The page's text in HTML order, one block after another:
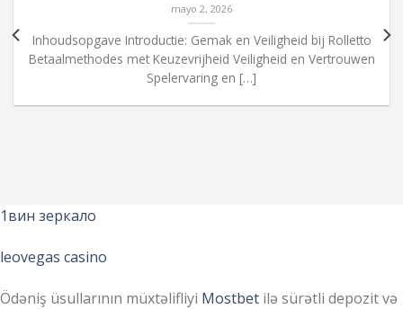
mayo 2, 2026
Inhoudsopgave Introductie: Gemak en Veiligheid bij Rolletto
Betaalmethodes met Keuzevrijheid Veiligheid en Vertrouwen
Spelervaring en […]
1вин зеркало
leovegas casino
Ödəniş üsullarının müxtəlifliyi Mostbet ilə sürətli depozit və